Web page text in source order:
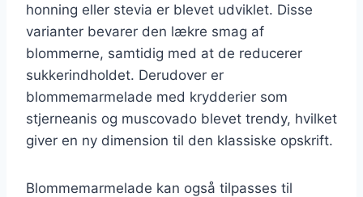
honning eller stevia er blevet udviklet. Disse
varianter bevarer den lækre smag af
blommerne, samtidig med at de reducerer
sukkerindholdet. Derudover er
blommemarmelade med krydderier som
stjerneanis og muscovado blevet trendy, hvilket
giver en ny dimension til den klassiske opskrift.
Blommemarmelade kan også tilpasses til